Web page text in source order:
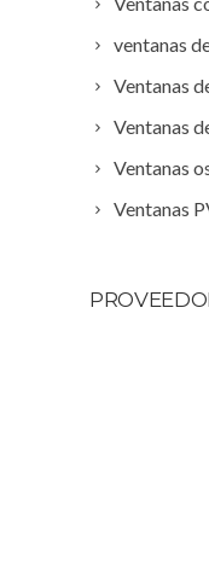
ventanas
Ventanas
Ventanas
Ventanas
Ventanas